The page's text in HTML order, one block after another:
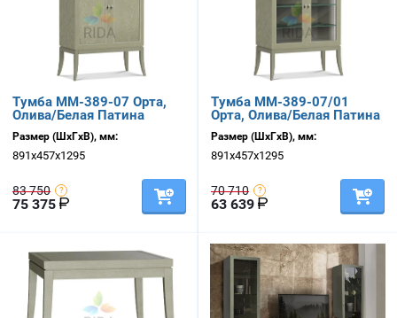
Тумба ММ-389-07 Орта,
Олива/Белая Патина
Размер (ШхГхВ), мм:
891х457х1295
83 750
75 375
Тумба ММ-389-07/01
Орта, Олива/Белая Патина
Размер (ШхГхВ), мм:
891х457х1295
70 710
63 639